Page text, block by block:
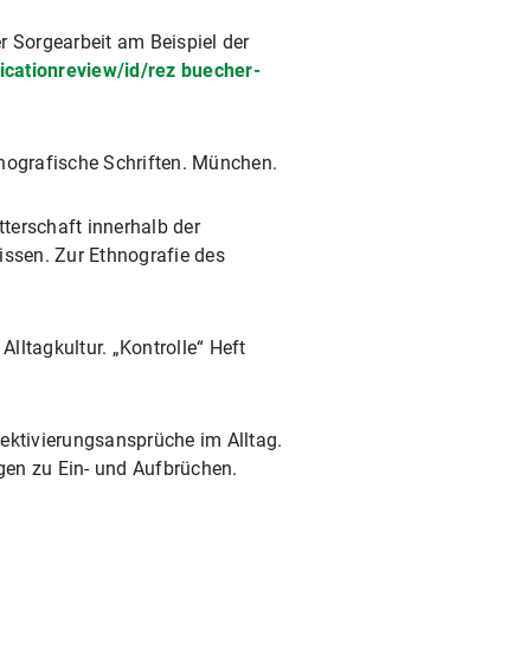
Vortrag im Rahmen der
Einbrüchen entstanden
Sorgearbeit am Beispiel der
id/rez buecher-
Schriften. München.
innerhalb der
Zur Ethnografie des
„Kontrolle“ Heft
im Alltag.
zu Ein- und Aufbrüchen.